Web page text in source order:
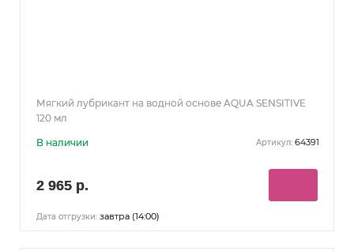
Мягкий лубрикант на водной основе AQUA SENSITIVE
120 мл
В наличии Артикул: 64391
2 965 р.
Дата отгрузки: завтра (14:00)